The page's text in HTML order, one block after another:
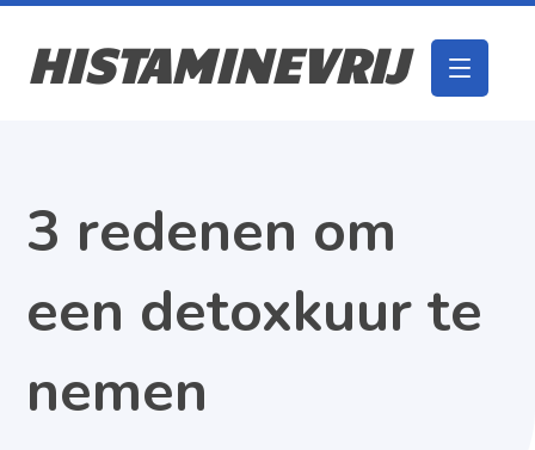
HISTAMINEVRIJ
3 redenen om
een detoxkuur te
nemen